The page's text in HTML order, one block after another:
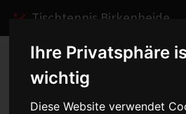
Ihre Privatsphäre
wichtig
Diese Website verwendet
Tischtennis Birkenheide
Home Spiele 2011/2012
Spielbericht anzeigen